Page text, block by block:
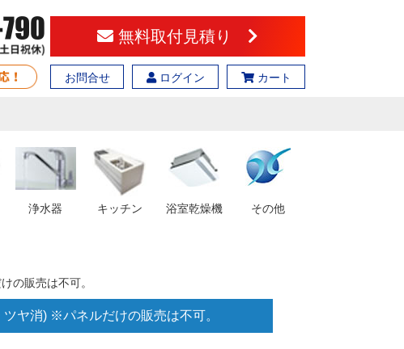
無料取付見積り
お問合せ ログイン カート
浄水器 キッチン 浴室乾燥機 その他
の販売は不可。
ヤ消) ※パネルだけの販売は不可。